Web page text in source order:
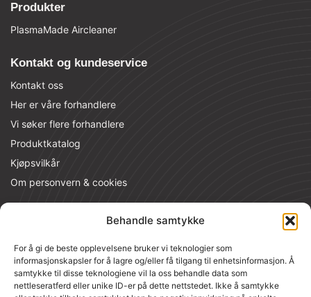
Behandle samtykke
For å gi de beste opplevelsene bruker vi teknologier som
informasjonskapsler for å lagre og/eller få tilgang til enhetsinformasjon. Å
samtykke til disse teknologiene vil la oss behandle data som
nettleseratferd eller unike ID-er på dette nettstedet. Ikke å samtykke
Produkter
PlasmaMade Aircleaner
Kontakt og kundeservice
Kontakt oss
Her er våre forhandlere
Vi søker flere forhandlere
Produktkatalog
Kjøpsvilkår
Om personvern & cookies
Kontaktinformasjon
Raufoss Industripark 116, 2830 Raufoss
PlasmaMade Kundesenter
Vollsveien 13 B, 1367 Lysaker